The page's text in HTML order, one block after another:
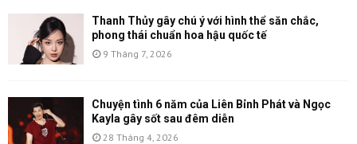
Thanh Thủy gây chú ý với hình thể săn chắc,
phong thái chuẩn hoa hậu quốc tế
9 Tháng 7, 2026
Chuyện tình 6 năm của Liên Bỉnh Phát và Ngọc
Kayla gây sốt sau đêm diễn
28 Tháng 4, 2026